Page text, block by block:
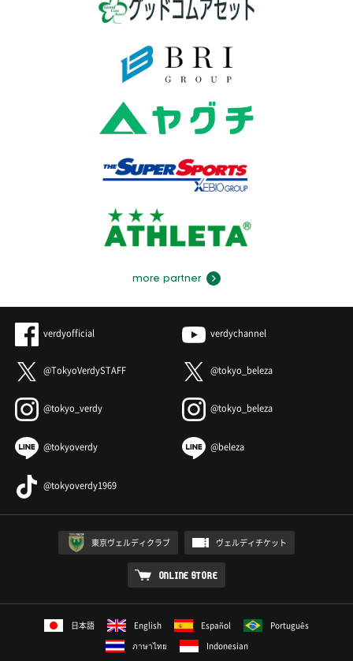
more partner
verdyofficial verdychannel
@TokyoVerdySTAFF @tokyo_beleza
@tokyo_verdy @tokyo_beleza
@tokyoverdy @beleza
@tokyoverdy1969
東京ヴェルディクラブ ヴェルディチケット
ONLINE STORE
日本語 English Español
Português
ภาษาไทย
Indonesian